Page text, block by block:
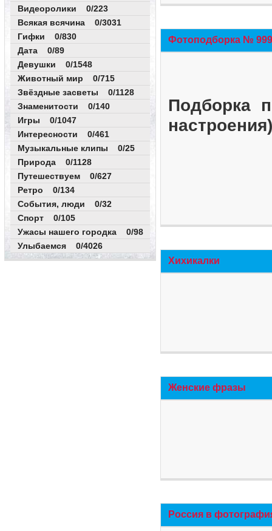
Видеоролики 0/223
Всякая всячина 0/3031
Гифки 0/830
Дата 0/89
Девушки 0/1548
Животный мир 0/715
Звёздные засветы 0/1128
Знаменитости 0/140
Игры 0/1047
Интересности 0/461
Музыкальные клипы 0/25
Природа 0/1128
Путешествуем 0/627
Ретро 0/134
События, люди 0/32
Спорт 0/105
Ужасы нашего городка 0/98
Улыбаемся 0/4026
Фотоподборка №
Подборка
Хихикалки
Женские фразы
Россия в